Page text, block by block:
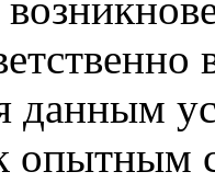
данным
опытным